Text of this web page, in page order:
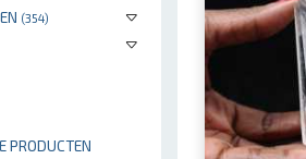
(354)
PRODUCTEN